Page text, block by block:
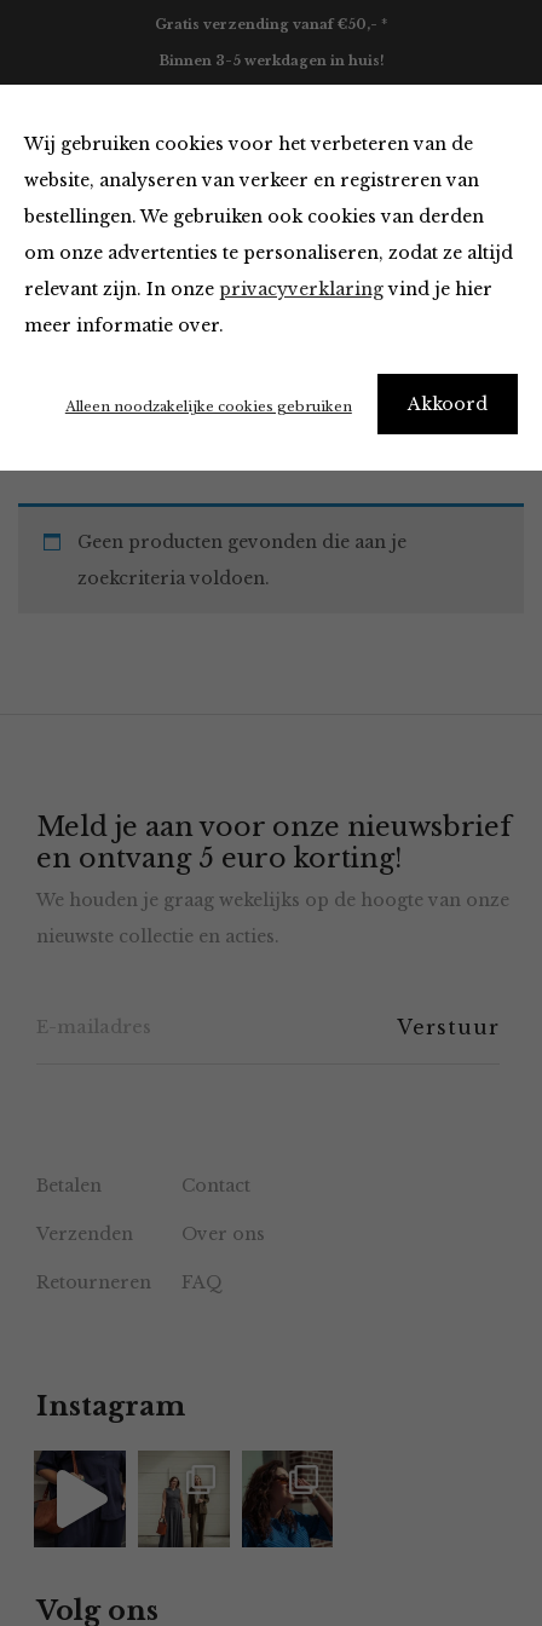
Wij gebruiken cookies voor het verbeteren van de
website, analyseren van verkeer en registreren van
bestellingen. We gebruiken ook cookies van derden
om onze advertenties te personaliseren, zodat ze altijd
relevant zijn. In onze privacyverklaringvind je hier
meer informatie over.
Akkoord
Alleen noodzakelijke cookies gebruiken
Gratis verzending vanaf €50,- *
Binnen 3-5 werkdagen in huis!
Must Haves
Home Winkel Accessoires Must Haves
Geen producten gevonden die aan je
zoekcriteria voldoen.
Meld je aan voor onze nieuwsbrief
en ontvang 5 euro korting!
We houden je graag wekelijks op de hoogte van onze
nieuwste collectie en acties.
Betalen Contact
Verzenden Over ons
Retourneren FAQ
Instagram
Volg ons